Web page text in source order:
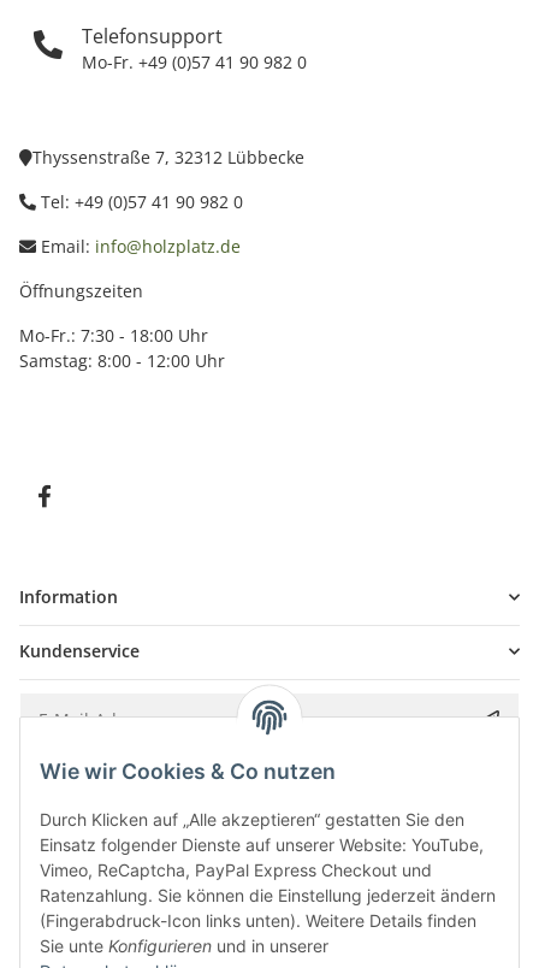
Telefonsupport
Mo-Fr. +49 (0)57 41 90 982 0
Thyssenstraße 7, 32312 Lübbecke
Tel: +49 (0)57 41 90 982 0
Email: info@holzplatz.de
Öffnungszeiten
Mo-Fr.: 7:30 - 18:00 Uhr
Samstag: 8:00 - 12:00 Uhr
Information
Kundenservice
Bitte senden Sie mir entsprechend IhrerDatenschutzerklärung
Wie wir Cookies & Co nutzen
Durch Klicken auf „Alle akzeptieren“ gestatten Sie den
Einsatz folgender Dienste auf unserer Website: YouTube,
Vimeo, ReCaptcha, PayPal Express Checkout und
Ratenzahlung. Sie können die Einstellung jederzeit ändern
(Fingerabdruck-Icon links unten). Weitere Details finden
Sie unte Konfigurieren und in unserer